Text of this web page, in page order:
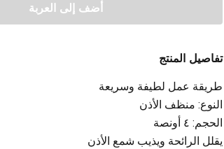
أضف إلى العربة
تفاصيل المنتج
طريقة عمل لطيفة وسريعة
النوع: منظف الأذن
الحجم: ٤ أونصة
يقلل الرائحة ويذيب شمع الأذن